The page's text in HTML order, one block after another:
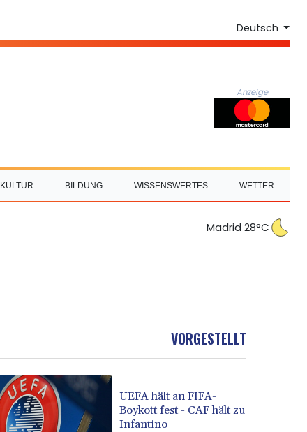
Deutsch
Anzeige
KULTUR BILDUNG WISSENSWERTES WETTER
Madrid 28°C
VORGESTELLT
UEFA hält an FIFA-
Boykott fest - CAF hält zu
Infantino